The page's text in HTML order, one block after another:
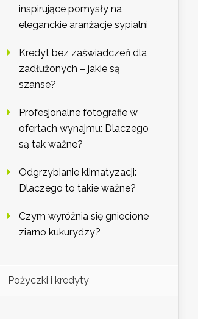
inspirujące pomysły na
eleganckie aranżacje sypialni
Kredyt bez zaświadczeń dla
zadłużonych – jakie są
szanse?
Profesjonalne fotografie w
ofertach wynajmu: Dlaczego
są tak ważne?
Odgrzybianie klimatyzacji:
Dlaczego to takie ważne?
Czym wyróżnia się gniecione
ziarno kukurydzy?
Pożyczki i kredyty